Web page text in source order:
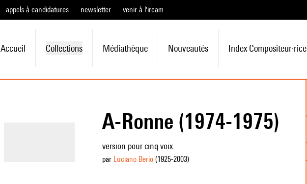
appels à candidatures newsletter venir à l'ircam
Accueil Collections Médiathèque Nouveautés Index Compositeur·rice
A-Ronne (1974-1975)
version pour cinq voix
par Luciano Berio(1925-2003)